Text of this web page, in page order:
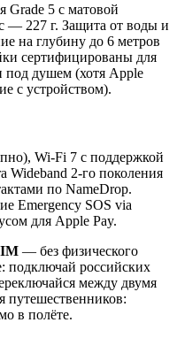
Grade 5 с матовой
— 227 г. Защита от воды и
на глубину до 6 метров
сертифицированы для
под душем (хотя Apple
с устройством).
Wi-Fi 7 с поддержкой
Wideband 2-го поколения
по NameDrop.
Emergency SOS via
для Apple Pay.
— без физического
подключай российских
между двумя
путешественников:
в полёте.